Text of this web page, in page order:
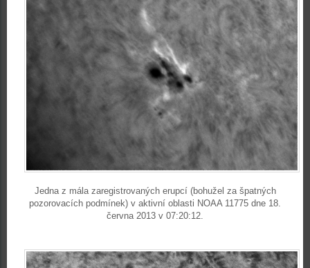
Jedna z mála zaregistrovaných erupcí (bohužel za špatných
pozorovacích podmínek) v aktivní oblasti NOAA 11775 dne 18.
června 2013 v 07:20:12.